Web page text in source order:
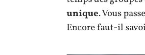
unique. Vous
Encore faut-il